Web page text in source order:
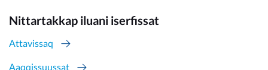
Nittartakkap iluani iserfissat
Attavissaq
Aaqqissuussat